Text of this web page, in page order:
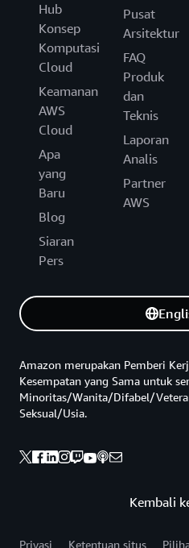
Hub
Konsep
Komputasi
Cloud
Keamanan
AWS
Cloud
Apa
yang
Baru
Blog
Siaran
Pers
Pusat
Arsitektur
FAQ
Produk
dan
Teknis
Laporan
Analis
Partner
AWS
Kembali
Amazon merupakan Pemberi
Kesempatan yang Sama untuk
Minoritas/Wanita/Difabel/
Seksual/Usia.
Privasi Ketentuan situs